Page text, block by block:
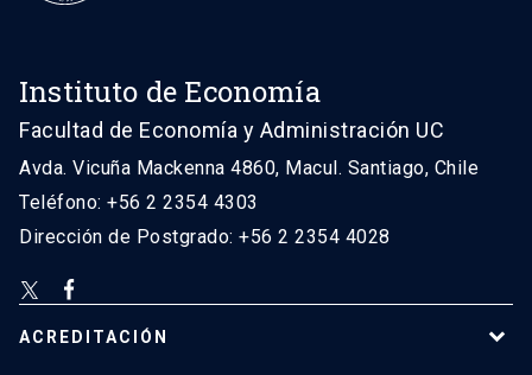
Instituto de Economía
Facultad de Economía y Administración UC
Avda. Vicuña Mackenna 4860, Macul. Santiago, Chile
Teléfono: +56 2 2354 4303
Dirección de Postgrado: +56 2 2354 4028
ACREDITACIÓN